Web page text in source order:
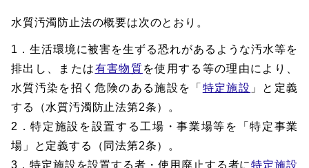
水質汚濁防止法の概要は次のとおり。
1．生活環境に被害を生ずる恐れがあるような汚水等を
排出し、または有害物質を使用する等の理由により、
水質汚染を招く危険のある施設を「 特定施設 」と定義
する（水質汚濁防止法第2条）。
2．特定施設を設置する工場・事業場等を「特定事業
場」と定義する（同法第2条）。
3．特定施設を設置する者・使用廃止する者に特定施設